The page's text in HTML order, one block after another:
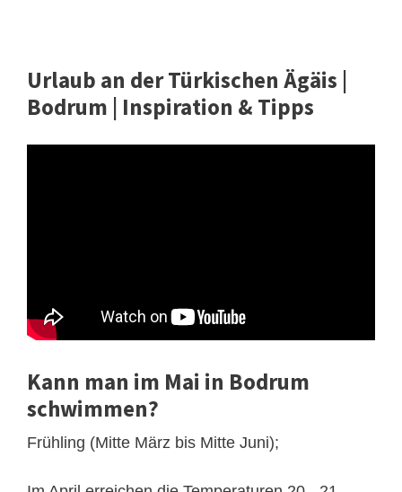
Urlaub an der Türkischen Ägäis |
Bodrum | Inspiration & Tipps
Kann man im Mai in Bodrum
schwimmen?
Frühling (Mitte März bis Mitte Juni);